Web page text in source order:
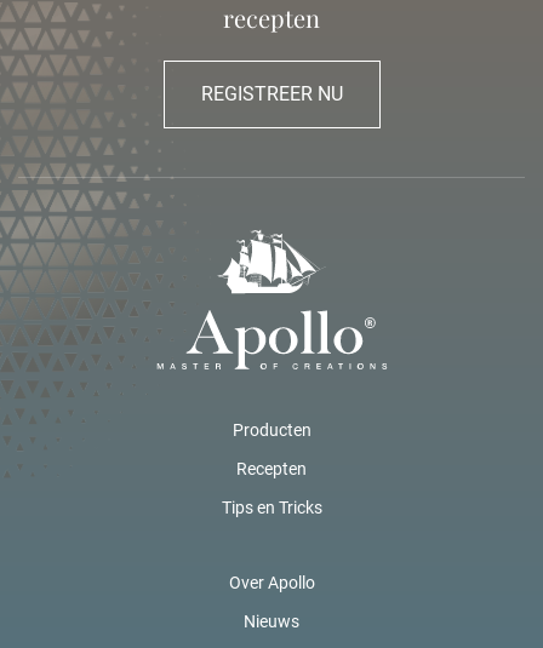
recepten
REGISTREER NU
Producten
Recepten
Tips en Tricks
Over Apollo
Nieuws